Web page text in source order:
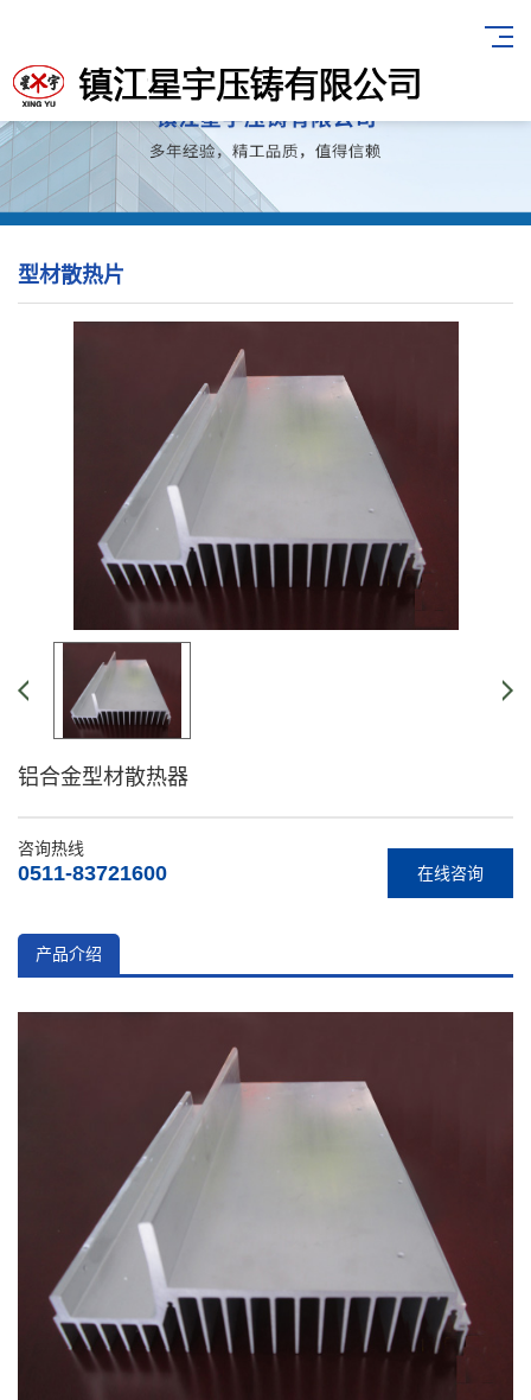
型材散热片
铝合金型材散热器
在线咨询
咨询热线
0511-83721600
产品介绍